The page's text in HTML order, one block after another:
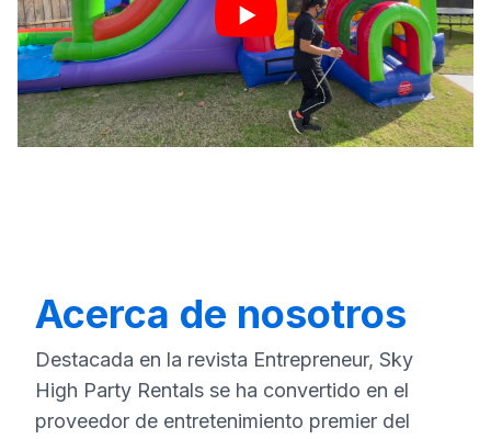
Acerca de nosotros
Destacada en la revista Entrepreneur, Sky
High Party Rentals se ha convertido en el
proveedor de entretenimiento premier del